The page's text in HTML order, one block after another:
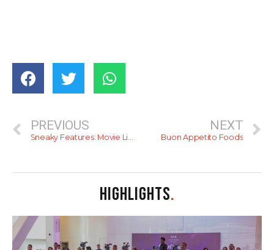
PREVIOUS
Sneaky Features: Movie Listings
NEXT
Buon Appetito Foods
HIGHLIGHTS.